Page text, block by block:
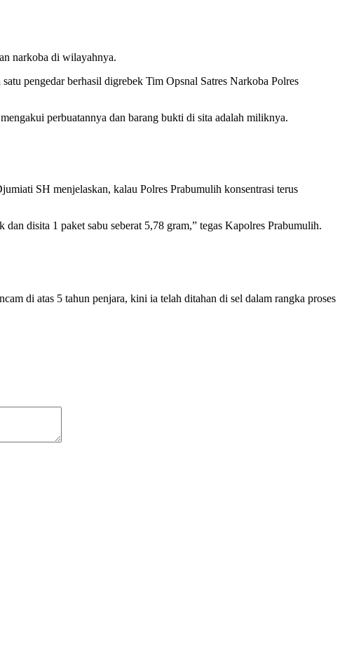
narkoba di wilayahnya.
pengedar berhasil digrebek Tim Opsnal Satres Narkoba Polres
perbuatannya dan barang bukti di sita adalah miliknya.
SH menjelaskan, kalau Polres Prabumulih konsentrasi terus
disita 1 paket sabu seberat 5,78 gram,” tegas Kapolres Prabumulih.
di atas 5 tahun penjara, kini ia telah ditahan di sel dalam rangka proses